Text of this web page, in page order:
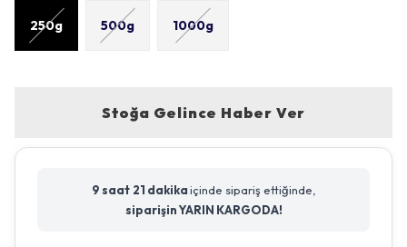
250g 500g 1000g
Stoğa Gelince Haber Ver
9 saat 21 dakikaiçinde sipariş ettiğinde,
siparişin YARIN KARGODA!